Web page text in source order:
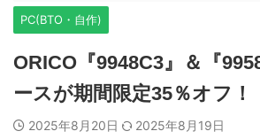
PC(BTO・自作)
ORICO『9948C3』＆『
ースが期間限定35％オフ
2025年8月20日 2025年8月19日